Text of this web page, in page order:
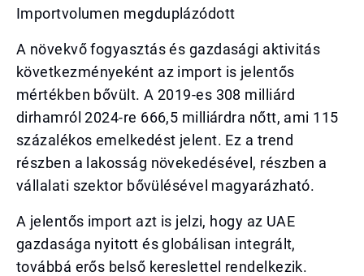
Importvolumen megduplázódott
A növekvő fogyasztás és gazdasági aktivitás
következményeként az import is jelentős
mértékben bővült. A 2019-es 308 milliárd
dirhamról 2024-re 666,5 milliárdra nőtt, ami 115
százalékos emelkedést jelent. Ez a trend
részben a lakosság növekedésével, részben a
vállalati szektor bővülésével magyarázható.
A jelentős import azt is jelzi, hogy az UAE
gazdasága nyitott és globálisan integrált,
továbbá erős belső kereslettel rendelkezik.